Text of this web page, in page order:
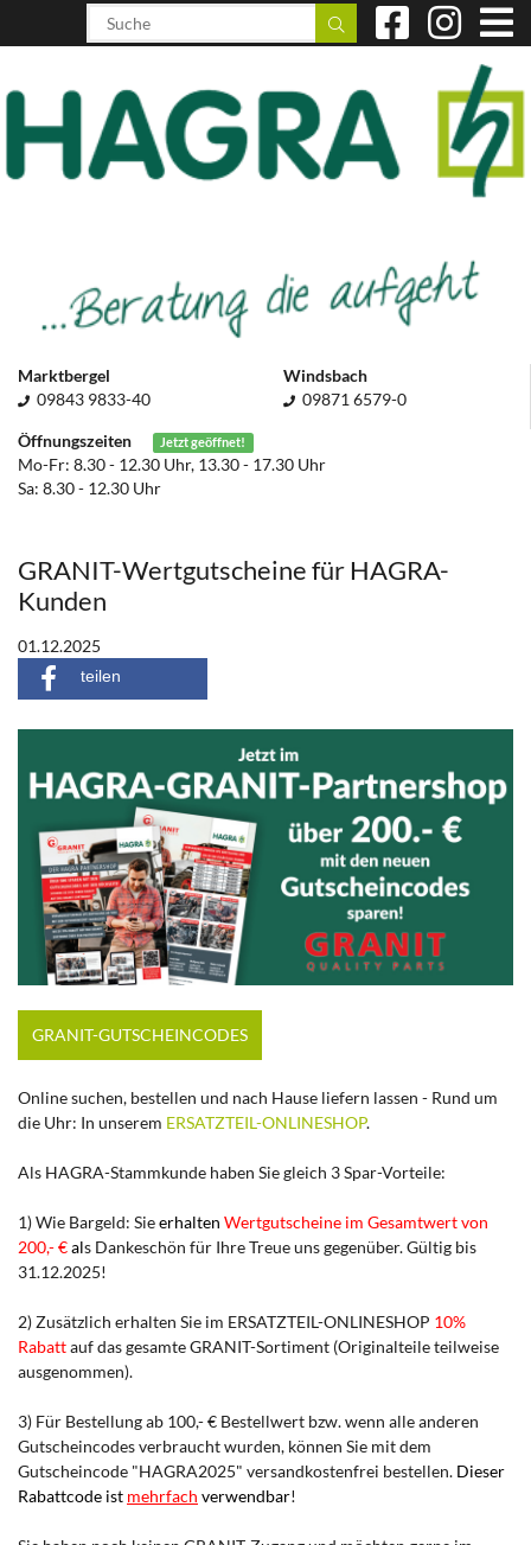
Marktbergel
09843 9833-40
Windsbach
09871 6579-0
Öffnungszeiten Jetzt geöffnet!
Mo-Fr: 8.30 - 12.30 Uhr, 13.30 - 17.30 Uhr
Sa: 8.30 - 12.30 Uhr
GRANIT-Wertgutscheine für HAGRA-
Kunden
01.12.2025
teilen
GRANIT-GUTSCHEINCODES
Online suchen, bestellen und nach Hause liefern lassen - Rund um
die Uhr: In unserem ERSATZTEIL-ONLINESHOP.
Als HAGRA-Stammkunde haben Sie gleich 3 Spar-Vorteile:
1) Wie Bargeld: Sieerhalten Wertgutscheine im Gesamtwert von
200,- €als Dankeschön für Ihre Treue uns gegenüber. Gültig bis
31.12.2025!
2) Zusätzlich erhalten Sie im ERSATZTEIL-ONLINESHOP 10%
Rabattauf das gesamte GRANIT-Sortiment (Originalteile teilweise
ausgenommen).
3) Für Bestellung ab 100,- € Bestellwert bzw. wenn alle anderen
Gutscheincodes verbraucht wurden, können Sie mit dem
Gutscheincode "HAGRA2025" versandkostenfrei bestellen. Dieser
Rabattcode ist mehrfach verwendbar!